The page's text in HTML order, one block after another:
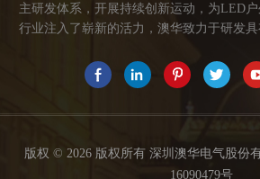
主研发体系，开展持续创新运动，为LED
行业注入了崭新的活力，澳华致力于研发
物生长灯、高铁动车、养殖畜牧、水族设
烟机、环保机械、医疗保健设备、捕鱼集
的愿景： 我们注重产品品质，以人为本，
开发具有品质的线缆连接器产品，为客户
版权 © 2026 版权所有 深圳澳华电气股份
16090479号